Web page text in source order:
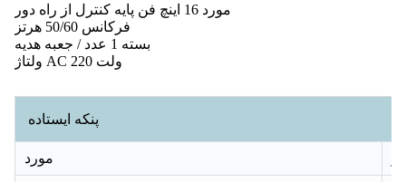
مورد 16 اینچ فن پایه کنترل از راه دور
فرکانس 50/60 هرتز
بسته 1 عدد / جعبه هدیه
ولتاژ AC 220 ولت
پنکه ایستاده
مورد